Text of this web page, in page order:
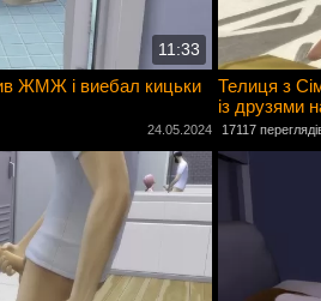
11:33
ЖМЖ і виебал кицьки
24.05.2024
Телиця з
із друзями
17117